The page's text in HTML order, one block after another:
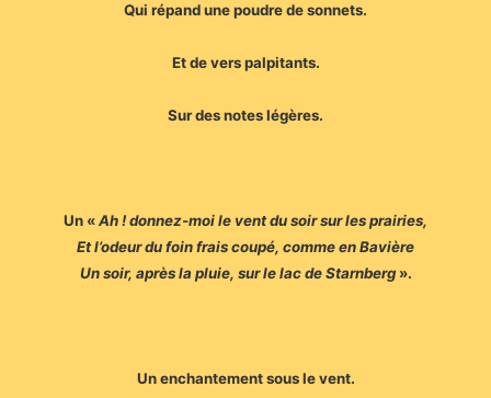
Qui répand une poudre de sonnets.
Et de vers palpitants.
Sur des notes légères.
Un «Ah ! donnez-moi le vent du soir sur les prairies,
Et l’odeur du foin frais coupé, comme en Bavière
Un soir, après la pluie, sur le lac de Starnberg».
Un enchantement sous le vent.